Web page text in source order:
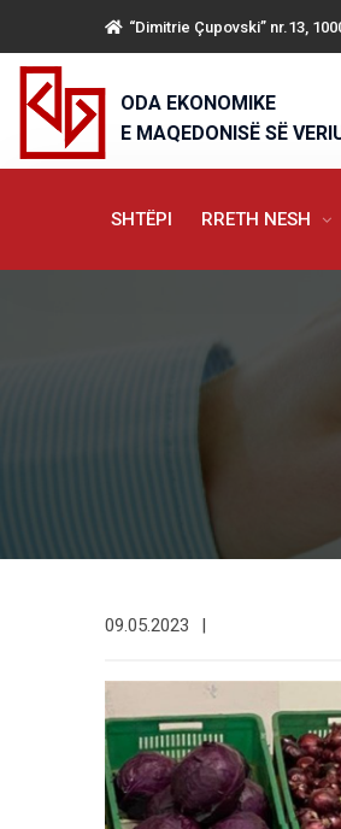
“Dimitrie Çupovski” nr.13,
ODA EKONOMIKE
E MAQEDONISË SË
SHTËPI RRETH NESH
09.05.2023 |